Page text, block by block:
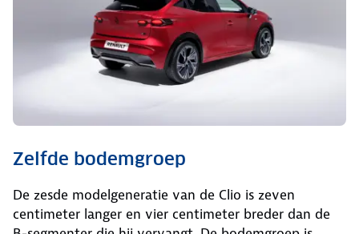
Zelfde bodemgroep
De zesde modelgeneratie van de Clio is zeven
centimeter langer en vier centimeter breder dan de